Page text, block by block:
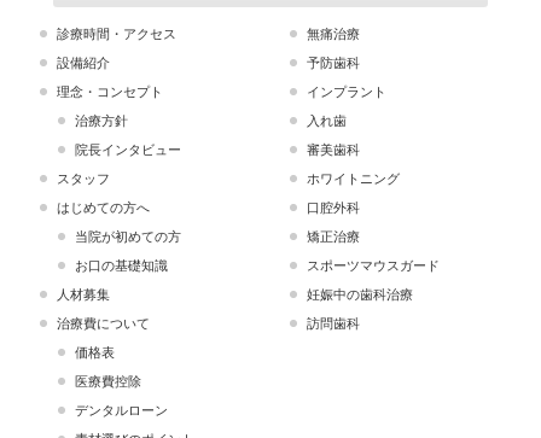
診療時間・アクセス
設備紹介
理念・コンセプト
治療方針
院長インタビュー
スタッフ
はじめての方へ
当院が初めての方
お口の基礎知識
人材募集
治療費について
価格表
医療費控除
デンタルローン
無痛治療
予防歯科
インプラント
入れ歯
審美歯科
ホワイトニング
口腔外科
矯正治療
スポーツマウスガード
妊娠中の歯科治療
訪問歯科